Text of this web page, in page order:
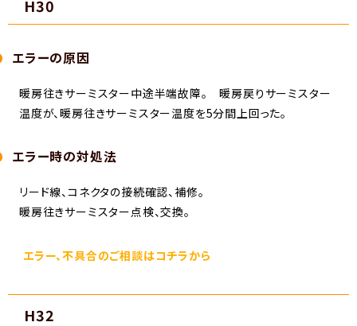
H30
エラーの原因
暖房往きサーミスター中途半端故障。 暖房戻りサーミスター
温度が、暖房往きサーミスター温度を5分間上回った。
エラー時の対処法
リード線、コネクタの接続確認、補修。
暖房往きサーミスター点検、交換。
エラー、不具合のご相談はコチラから
H32